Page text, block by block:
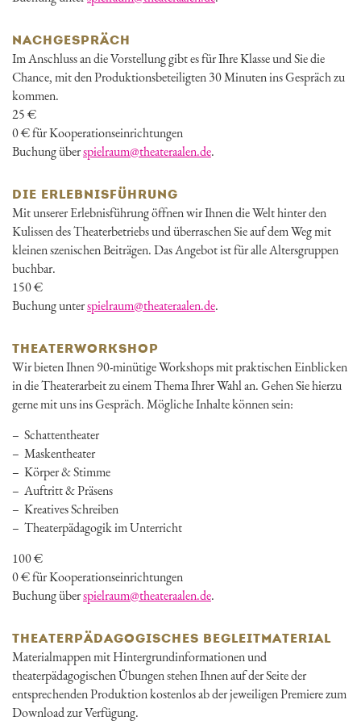
NACHGESPRÄCH
Im Anschluss an die Vorstellung gibt es für Ihre Klasse und Sie die
Chance, mit den Produktionsbeteiligten 30 Minuten ins Gespräch zu
kommen.
25 €
0 € für Kooperationseinrichtungen
Buchung überspielraum@theateraalen.de.
DIE ERLEBNISFÜHRUNG
Mit unserer Erlebnisführung öffnen wir Ihnen die Welt hinter den
Kulissen des Theaterbetriebs und überraschen Sie auf dem Weg mit
kleinen szenischen Beiträgen. Das Angebot ist für alle Altersgruppen
buchbar.
150 €
Buchung unterspielraum@theateraalen.de.
THEATERWORKSHOP
Wir bieten Ihnen 90-minütige Workshops mit praktischen Einblicken
in die Theaterarbeit zu einem Thema Ihrer Wahl an. Gehen Sie hierzu
gerne mit uns ins Gespräch. Mögliche Inhalte können sein:
Schattentheater
Maskentheater
Körper & Stimme
Auftritt & Präsens
Kreatives Schreiben
Theaterpädagogik im Unterricht
100 €
0 € für Kooperationseinrichtungen
Buchung überspielraum@theateraalen.de.
THEATERPÄDAGOGISCHES BEGLEITMATERIAL
Materialmappen mit Hintergrundinformationen und
theaterpädagogischen Übungen stehen Ihnen auf der Seite der
entsprechenden Produktion kostenlos ab der jeweiligen Premiere zum
Download zur Verfügung.